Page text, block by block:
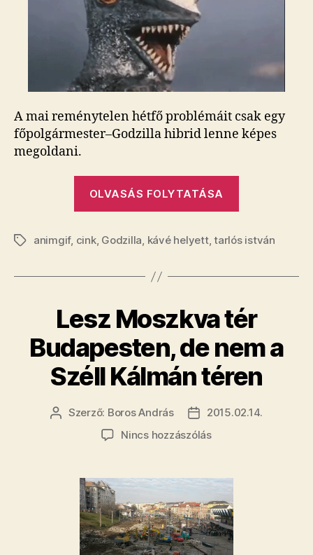
A mai reménytelen hétfő problémáit csak egy
főpolgármester–Godzilla hibrid lenne képes
megoldani.
OLVASÁS FOLYTATÁSA
Tarlószilla!”
Címkékanimgif, cink, Godzilla, kávé helyett,tarlós istván
Lesz Moszkva tér
Budapesten, de nem a
Széll Kálmán téren
Bejegyzés
Szerző: Boros András
Bejegyzés
dátuma
2015.02.14.
Nincs hozzászólása(z)
tér
de
nem
a